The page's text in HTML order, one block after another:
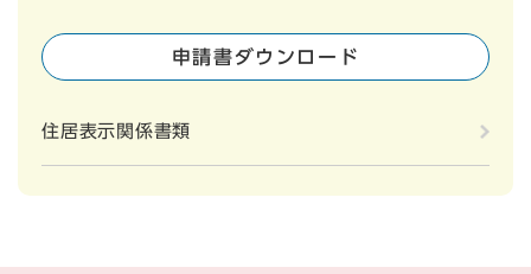
申請書ダウンロード
住居表示関係書類